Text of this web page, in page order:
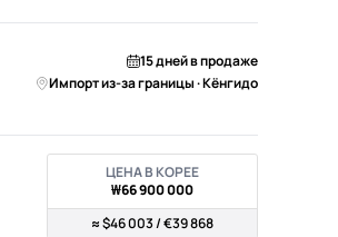
15 дней в продаже
Импорт из-за границы · Кёнгидо
ЦЕНА В КОРЕЕ
₩66 900 000
≈ $46 003 / €39 868